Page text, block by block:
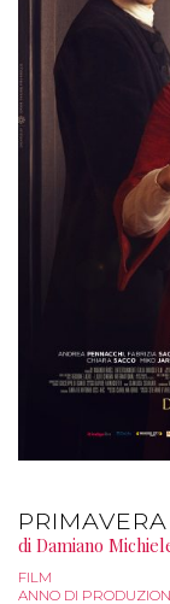
PRIMAVERA
di Damiano
FILM
ANNO DI